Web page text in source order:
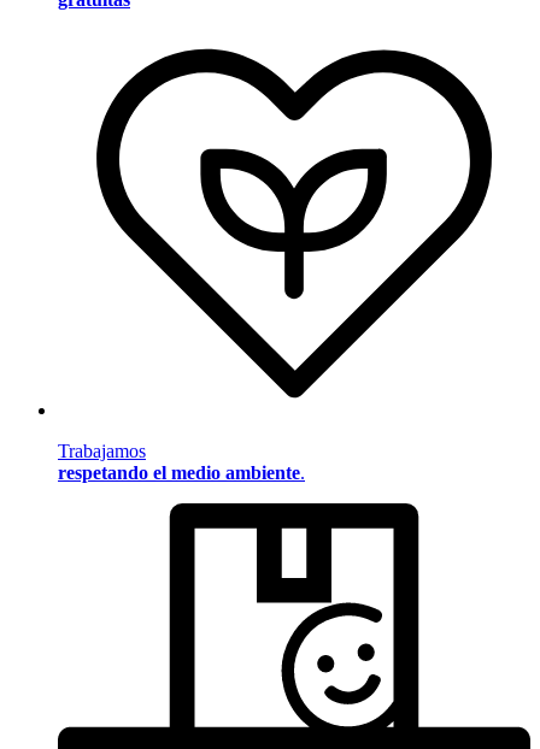
Trabajamos
respetando el medio ambiente.